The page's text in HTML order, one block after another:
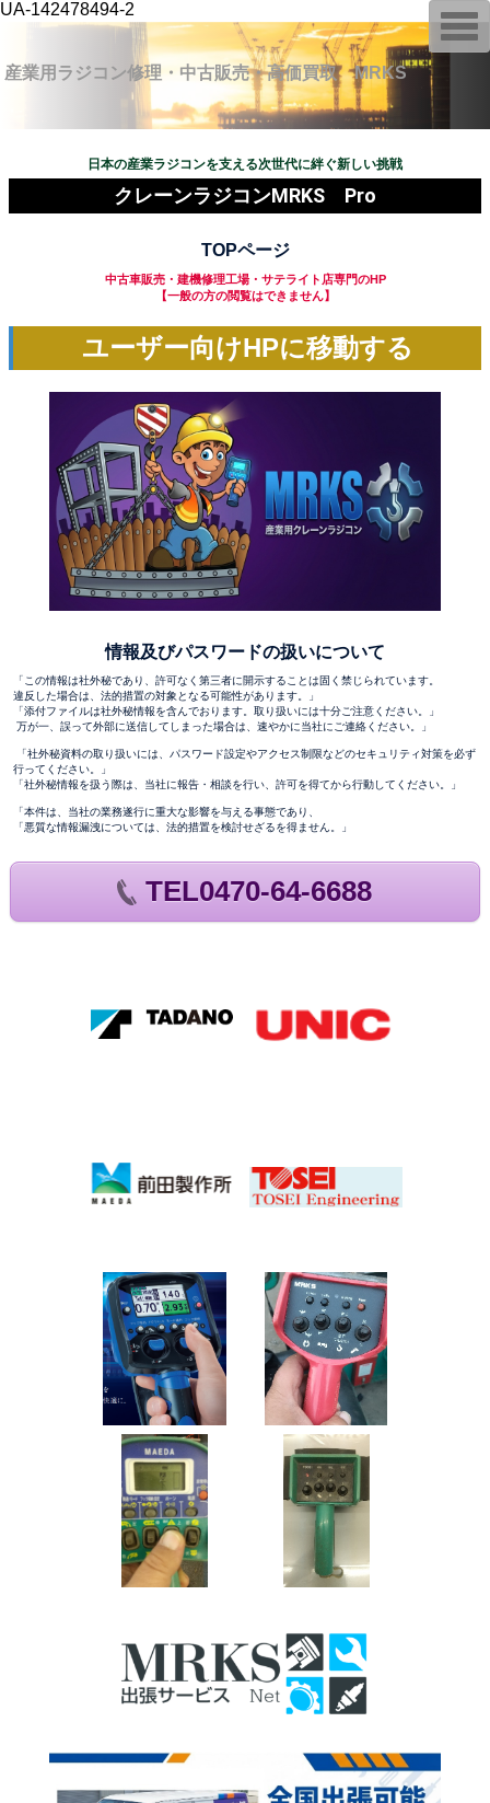
UA-142478494-2
産業用ラジコン修理・中古販売・高価買取 MRKS
日本の産業ラジコンを支える次世代に絆ぐ新しい挑戦
クレーンラジコンMRKS Pro
TOPページ
中古車販売・建機修理工場・サテライト店専門のHP
【一般の方の閲覧はできません】
ユーザー向けHPに移動する
情報及びパスワードの扱いについて
「この情報は社外秘であり、許可なく第三者に開示することは固く禁じられています。
違反した場合は、法的措置の対象となる可能性があります。」
「添付ファイルは社外秘情報を含んでおります。取り扱いには十分ご注意ください。」
万が一、誤って外部に送信してしまった場合は、速やかに当社にご連絡ください。」
「社外秘資料の取り扱いには、パスワード設定やアクセス制限などのセキュリティ対策を必ず
行ってください。」
「社外秘情報を扱う際は、当社に報告・相談を行い、許可を得てから行動してください。」
「本件は、当社の業務遂行に重大な影響を与える事態であり、
「悪質な情報漏洩については、法的措置を検討せざるを得ません。」
TEL0470-64-6688
T
o
g
a
g
t